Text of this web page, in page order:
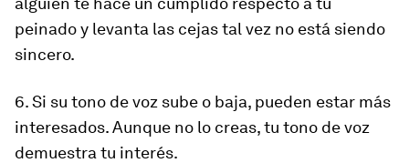
peinado y levanta las cejas tal vez no está siendo
sincero.
6. Si su tono de voz sube o baja, pueden estar más
interesados. Aunque no lo creas, tu tono de voz
demuestra tu interés.